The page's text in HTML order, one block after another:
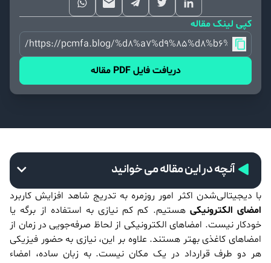
کپی لینک مقاله
https://pcmfa.blog/
دریافت فایل PDF مقاله
آنچه در این مقاله می خوانید
با دیجیتالی‌شدن اکثر امور روزمره به تدریج شاهد افزایش کاربرد
امضای الکترونیکیهستیم. کم کم نیازی به استفاده از برگه یا
خودکار نیست. امضاهای الکترونیکی از لحاظ صرفه‌جویی در زمان از
امضاهای کاغذی بهتر هستند. علاوه بر این، نیازی به حضور فیزیکی
هر دو طرف قرارداد در یک مکان نیست. به زبان ساده، امضاء